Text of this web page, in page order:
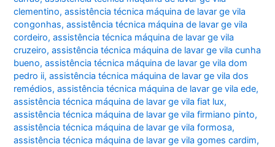
clementino,assistência técnica máquina de lavar ge vila
congonhas,assistência técnica máquina de lavar ge vila
cordeiro,assistência técnica máquina de lavar ge vila
cruzeiro,assistência técnica máquina de lavar ge vila cunha
bueno,assistência técnica máquina de lavar ge vila dom
pedro ii,assistência técnica máquina de lavar ge vila dos
remédios,assistência técnica máquina de lavar ge vila ede,
assistência técnica máquina de lavar ge vila fiat lux,
assistência técnica máquina de lavar ge vila firmiano pinto,
assistência técnica máquina de lavar ge vila formosa,
assistência técnica máquina de lavar ge vila gomes cardim,